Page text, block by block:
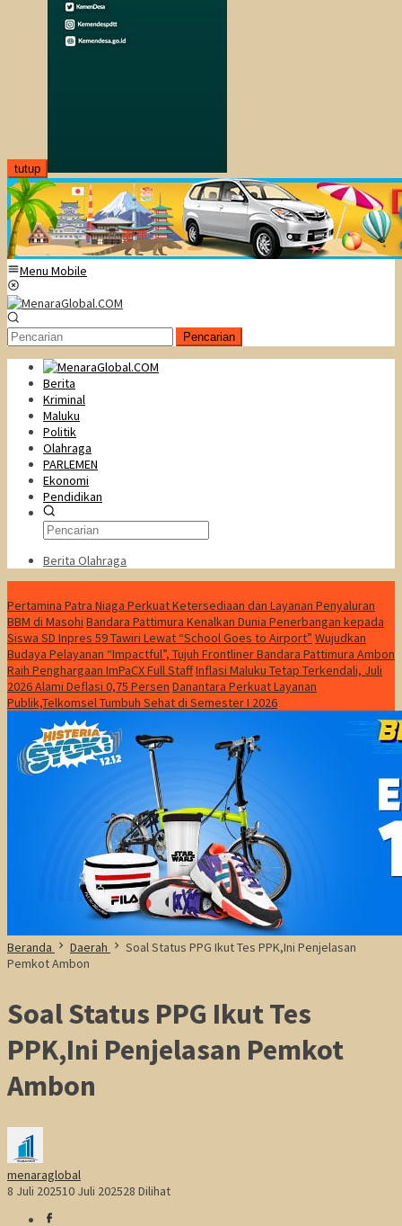
tutup
Menu Mobile
Pencarian
Berita
Kriminal
Maluku
Politik
Olahraga
PARLEMEN
Ekonomi
Pendidikan
Berita Olahraga
Pertamina Patra Niaga Perkuat Ketersediaan dan Layanan Penyaluran
BBM di Masohi Bandara Pattimura Kenalkan Dunia Penerbangan kepada
Siswa SD Inpres 59 Tawiri Lewat “School Goes to Airport” Wujudkan
Budaya Pelayanan “Impactful”, Tujuh Frontliner Bandara Pattimura Ambon
Raih Penghargaan ImPaCX Full StaffInflasi Maluku Tetap Terkendali, Juli
2026 Alami Deflasi 0,75 Persen Danantara Perkuat Layanan
Publik,Telkomsel Tumbuh Sehat di Semester I 2026
Beranda Daerah
Soal Status PPG Ikut Tes PPK,Ini Penjelasan
Pemkot Ambon
Soal Status PPG Ikut Tes
PPK,Ini Penjelasan Pemkot
Ambon
menaraglobal
8 Juli 202510 Juli 202528 Dilihat